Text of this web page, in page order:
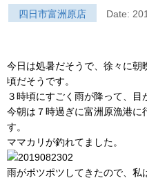
四日市富洲原店 Date:
今日は処暑だそうで、徐々に朝
頃だそうです。
３時頃にすごく雨が降って、目
今朝は７時過ぎに富洲原漁港
す。
ママカリが釣れてました。
雨がポツポツしてきたので、私